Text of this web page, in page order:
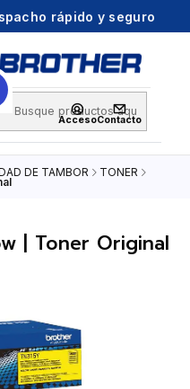
rápido y seguro
AccesoContacto
DE TAMBOR TONER
| Toner Original